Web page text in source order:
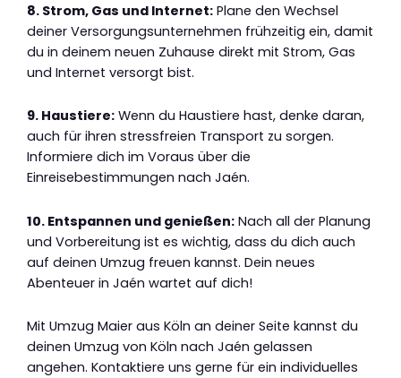
8. Strom, Gas und Internet: Plane den Wechsel
deiner Versorgungsunternehmen frühzeitig ein, damit
du in deinem neuen Zuhause direkt mit Strom, Gas
und Internet versorgt bist.
9. Haustiere: Wenn du Haustiere hast, denke daran,
auch für ihren stressfreien Transport zu sorgen.
Informiere dich im Voraus über die
Einreisebestimmungen nach Jaén.
10. Entspannen und genießen: Nach all der Planung
und Vorbereitung ist es wichtig, dass du dich auch
auf deinen Umzug freuen kannst. Dein neues
Abenteuer in Jaén wartet auf dich!
Mit Umzug Maier aus Köln an deiner Seite kannst du
deinen Umzug von Köln nach Jaén gelassen
angehen. Kontaktiere uns gerne für ein individuelles